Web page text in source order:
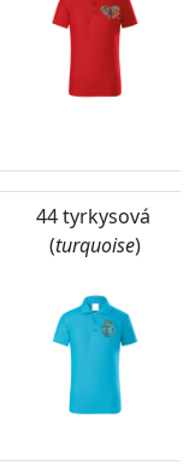
44 tyrkysová
(turquoise)